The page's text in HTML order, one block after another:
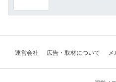
運営会社 広告・取材について メ